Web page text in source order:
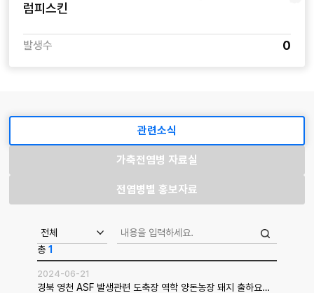
럼피스킨
발생수 0
관련소식
가축전염병 자료실
전염병별 홍보자료
총1
2024-06-21
경북 영천 ASF 발생관련 도축장 역학 양돈농장 돼지 출하요령 알림